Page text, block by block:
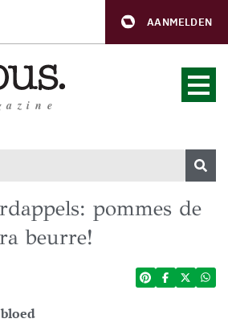
AANMELDEN
pommes de
beurre!